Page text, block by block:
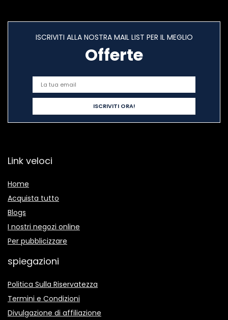
ISCRIVITI ALLA NOSTRA MAIL LIST PER IL MEGLIO
Offerte
Link veloci
Home
Acquista tutto
Blogs
I nostri negozi online
Per pubblicizzare
spiegazioni
Politica Sulla Riservatezza
Termini e Condizioni
Divulgazione di affiliazione